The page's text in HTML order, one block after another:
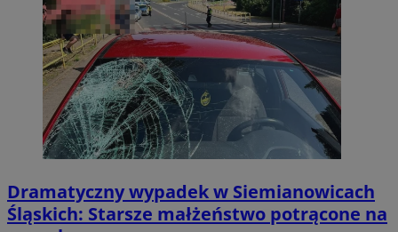
Dramatyczny wypadek w Siemianowicach
Śląskich: Starsze małżeństwo potrącone na